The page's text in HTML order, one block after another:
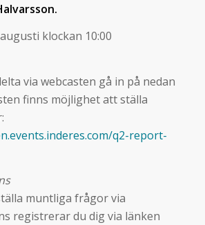
klockan 10:00
via webcasten gå in på nedan
finns möjlighet att ställa
q2-report-
muntliga frågor via
registrerar du dig via länken